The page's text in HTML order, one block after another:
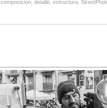
composición, detalle, estructura,